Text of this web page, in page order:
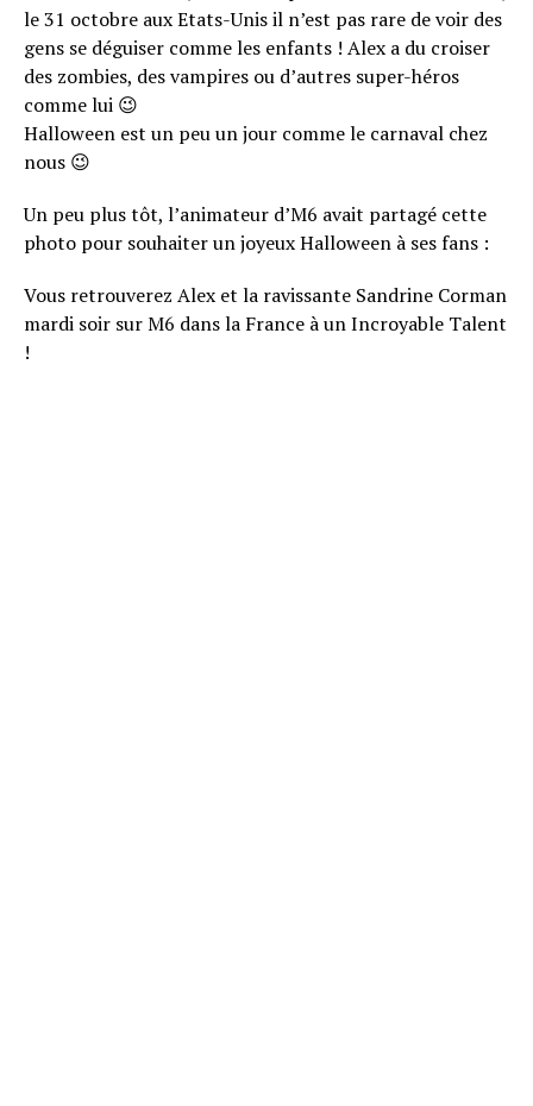
le 31 octobre aux Etats-Unis il n’est pas rare de voir des
gens se déguiser comme les enfants ! Alex a du croiser
des zombies, des vampires ou d’autres super-héros
comme lui 😉
Halloween est un peu un jour comme le carnaval chez
nous 😉
Un peu plus tôt, l’animateur d’M6 avait partagé cette
photo pour souhaiter un joyeux Halloween à ses fans :
Vous retrouverez Alex et la ravissante Sandrine Corman
mardi soir sur M6 dans la France à un Incroyable Talent
!